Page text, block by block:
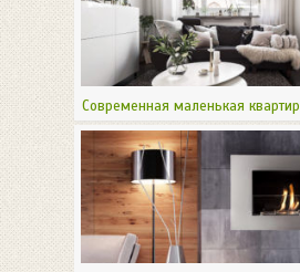
Современная маленькая